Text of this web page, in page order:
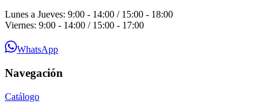
Lunes a Jueves: 9:00 - 14:00 / 15:00 - 18:00
Viernes: 9:00 - 14:00 / 15:00 - 17:00
WhatsApp
Navegación
Catálogo